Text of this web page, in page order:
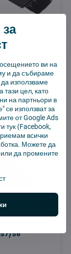
за
на Xiaomi -
€
в количката
за смяна на
Серия
S7/S8
ви на
и да събираме
използваме
тази цел, като
на партньори в
се използват за
от Google Ads
тук(Facebook,
всички
Можете да
да промените